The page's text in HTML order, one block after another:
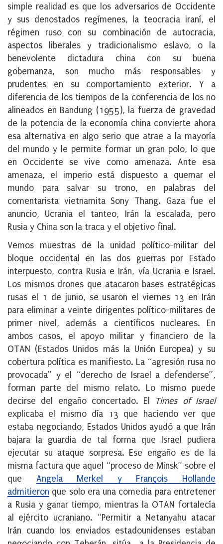
simple realidad es que los adversarios de Occidente
y sus denostados regímenes, la teocracia iraní, el
régimen ruso con su combinación de autocracia,
aspectos liberales y tradicionalismo eslavo, o la
benevolente dictadura china con su buena
gobernanza, son mucho más responsables y
prudentes en su comportamiento exterior. Y a
diferencia de los tiempos de la conferencia de los no
alineados en Bandung (1955), la fuerza de gravedad
de la potencia de la economía china convierte ahora
esa alternativa en algo serio que atrae a la mayoría
del mundo y le permite formar un gran polo, lo que
en Occidente se vive como amenaza. Ante esa
amenaza, el imperio está dispuesto a quemar el
mundo para salvar su trono, en palabras del
comentarista vietnamita Sony Thang. Gaza fue el
anuncio, Ucrania el tanteo, Irán la escalada, pero
Rusia y China son la traca y el objetivo final.
Vemos muestras de la unidad político-militar del
bloque occidental en las dos guerras por Estado
interpuesto, contra Rusia e Irán, vía Ucrania e Israel.
Los mismos drones que atacaron bases estratégicas
rusas el 1 de junio, se usaron el viernes 13 en Irán
para eliminar a veinte dirigentes político-militares de
primer nivel, además a científicos nucleares. En
ambos casos, el apoyo militar y financiero de la
OTAN (Estados Unidos más la Unión Europea) y su
cobertura política es manifiesto. La “agresión rusa no
provocada” y el “derecho de Israel a defenderse”,
forman parte del mismo relato. Lo mismo puede
decirse del engaño concertado. El
Times of Israel
explicaba el mismo día 13 que haciendo ver que
estaba negociando, Estados Unidos ayudó a que Irán
bajara la guardia de tal forma que Israel pudiera
ejecutar su ataque sorpresa. Ese engaño es de la
misma factura que aquel “proceso de Minsk” sobre el
que Angela Merkel y François Hollande
admitieron que solo era una comedia para entretener
a Rusia y ganar tiempo, mientras la OTAN fortalecía
al ejército ucraniano. “Permitir a Netanyahu atacar
Irán cuando los enviados estadounidenses estaban